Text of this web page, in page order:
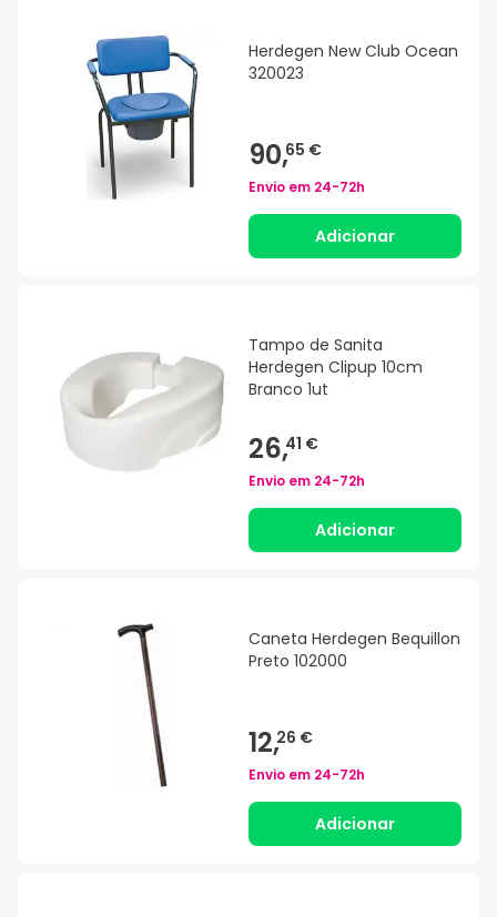
Herdegen New Club Ocean
320023
90,65 €
Envio em 24-72h
Adicionar
Tampo de Sanita
Herdegen Clipup 10cm
Branco 1ut
26,41 €
Envio em 24-72h
Adicionar
Caneta Herdegen Bequillon
Preto 102000
12,26 €
Envio em 24-72h
Adicionar